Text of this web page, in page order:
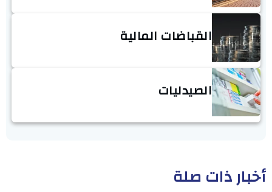
القباضات المالية
الصيدليات
أخبار ذات صلة